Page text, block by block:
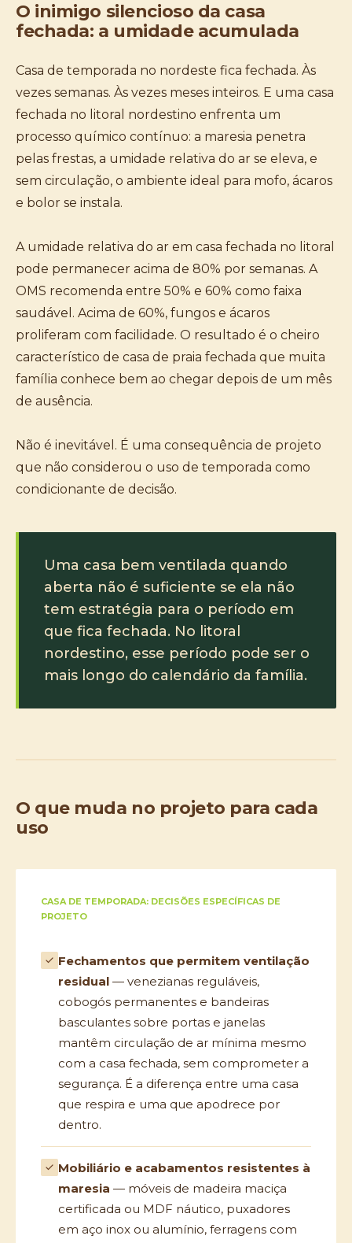
O inimigo silencioso da casa
fechada: a umidade acumulada
Casa de temporada no nordeste fica fechada. Às
vezes semanas. Às vezes meses inteiros. E uma casa
fechada no litoral nordestino enfrenta um
processo químico contínuo: a maresia penetra
pelas frestas, a umidade relativa do ar se eleva, e
sem circulação, o ambiente ideal para mofo, ácaros
e bolor se instala.
A umidade relativa do ar em casa fechada no litoral
pode permanecer acima de 80% por semanas. A
OMS recomenda entre 50% e 60% como faixa
saudável. Acima de 60%, fungos e ácaros
proliferam com facilidade. O resultado é o cheiro
característico de casa de praia fechada que muita
família conhece bem ao chegar depois de um mês
de ausência.
Não é inevitável. É uma consequência de projeto
que não considerou o uso de temporada como
condicionante de decisão.
Uma casa bem ventilada quando
aberta não é suficiente se ela não
tem estratégia para o período em
que fica fechada. No litoral
nordestino, esse período pode ser o
mais longo do calendário da família.
O que muda no projeto para cada
uso
CASA DE TEMPORADA: DECISÕES ESPECÍFICAS DE
PROJETO
Fechamentos que permitem ventilação
residual — venezianas reguláveis,
cobogós permanentes e bandeiras
basculantes sobre portas e janelas
mantêm circulação de ar mínima mesmo
com a casa fechada, sem comprometer a
segurança. É a diferença entre uma casa
que respira e uma que apodrece por
dentro.
Mobiliário e acabamentos resistentes à
maresia — móveis de madeira maciça
certificada ou MDF náutico, puxadores
em aço inox ou alumínio, ferragens com